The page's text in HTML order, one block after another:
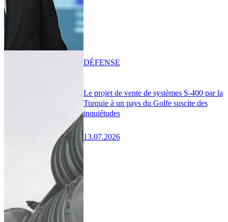
Le projet de vente de systèmes S-400 par la
Turquie à un pays du Golfe suscite des
inquiétudes
13.07.2026
DÉFENSE